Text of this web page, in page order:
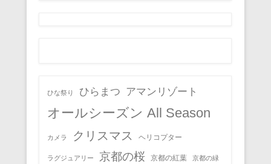
ひな祭り ひらまつ アマンリゾート
オールシーズン All Season
カメラ クリスマス ヘリコプター
ラグジュアリー 京都の桜 京都の紅葉 京都の緑